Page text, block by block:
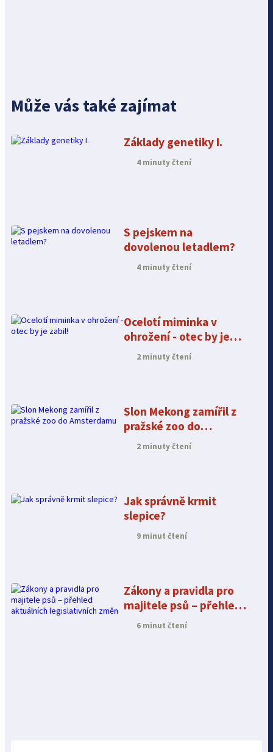
Může vás také zajímat
Základy genetiky I.
4 minuty čtení
S pejskem na
dovolenou letadlem?
4 minuty čtení
Ocelotí miminka v
ohrožení - otec by je
zabil!
2 minuty čtení
Slon Mekong zamířil z
pražské zoo do
Amsterdamu
2 minuty čtení
Jak správně krmit
slepice?
9 minut čtení
Zákony a pravidla pro
majitele psů – přehled
aktuálních
6 minut čtení